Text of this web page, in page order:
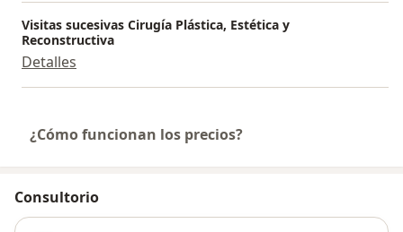
Visitas sucesivas Cirugía Plástica, Estética y
Reconstructiva
Detalles
¿Cómo funcionan los precios?
Consultorio